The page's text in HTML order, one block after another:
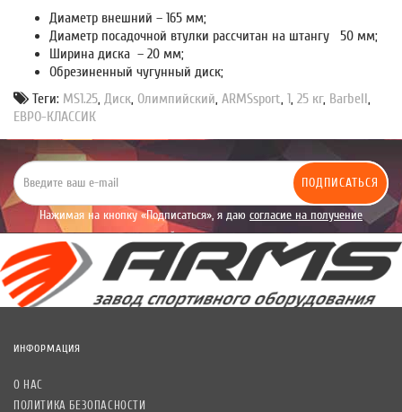
Диаметр внешний – 165 мм;
Диаметр посадочной втулки рассчитан на штангу 50 мм;
Ширина диска – 20 мм;
Обрезиненный чугунный диск;
Теги: MS1.25, Диск, Олимпийский, ARMSsport, 1, 25 кг, Barbell,
ЕВРО-КЛАССИК
ПОДПИСАТЬСЯ
Нажимая на кнопку «Подписаться», я даю согласие на получение
уведомлений рекламного характера.
ИНФОРМАЦИЯ
О НАС
ПОЛИТИКА БЕЗОПАСНОСТИ